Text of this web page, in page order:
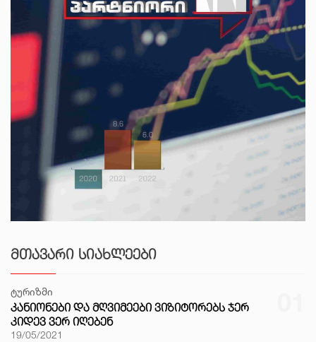
ᲛᲗᲐᲕᲐᲠᲘ ᲡᲘᲐᲮᲚᲔᲔᲑᲘ
ტურიზმი
ᲙᲐᲜᲘᲝᲜᲔᲑᲘ ᲓᲐ ᲛᲦᲕᲘᲛᲔᲔᲑᲘ ᲕᲘᲖᲘᲢᲝᲠᲔᲑᲡ ᲯᲔᲠ
ᲙᲘᲓᲔᲕ ᲕᲔᲠ ᲘᲦᲔᲑᲔᲜ
19/05/2021